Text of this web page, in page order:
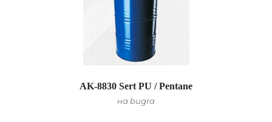
AK-8830 Sert PU / Pentane
на bugra